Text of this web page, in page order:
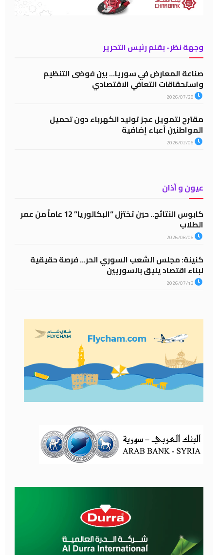
وجهة نظر- بقلم رئيس التحرير
صناعة المعارض في سوريا… بين فوضى التنظيم
واستحقاقات التعافي الاقتصادي
مقترح لتمويل عجز توليد الكهرباء دون تحميل
المواطنين أعباء إضافية
عيون و آذان
كابوس النتائج.. حين تختزل “البكالوريا” 12 عاماً من عمر
الطلاب
كنينة: مجلس الشعب السوري الحر… فرصة حقيقية
لبناء اقتصاد يليق بالسوريين